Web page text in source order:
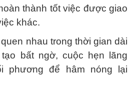
thành tốt việc được giao
khác.
nhau trong thời gian dài
bất ngờ, cuộc hẹn lãng
phương để hâm nóng lại